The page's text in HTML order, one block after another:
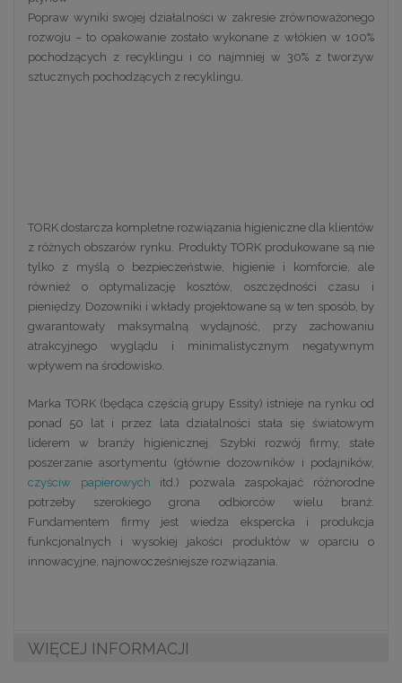
Popraw wyniki swojej działalności w zakresie zrównoważonego
rozwoju – to opakowanie zostało wykonane z włókien w 100%
pochodzących z recyklingu i co najmniej w 30% z tworzyw
sztucznych pochodzących z recyklingu.
TORK dostarcza kompletne rozwiązania higieniczne dla klientów
z różnych obszarów rynku. Produkty TORK produkowane są nie
tylko z myślą o bezpieczeństwie, higienie i komforcie, ale
również o optymalizację kosztów, oszczędności czasu i
pieniędzy. Dozowniki i wkłady projektowane są w ten sposób, by
gwarantowały maksymalną wydajność, przy zachowaniu
atrakcyjnego wyglądu i minimalistycznym negatywnym
wpływem na środowisko.
Marka TORK (będąca częścią grupy Essity) istnieje na rynku od
ponad 50 lat i przez lata działalności stała się światowym
liderem w branży higienicznej. Szybki rozwój firmy, stałe
poszerzanie asortymentu (głównie dozowników i podajników,
czyściw papierowych itd.) pozwala zaspokajać różnorodne
potrzeby szerokiego grona odbiorców wielu branż.
Fundamentem firmy jest wiedza ekspercka i produkcja
funkcjonalnych i wysokiej jakości produktów w oparciu o
innowacyjne, najnowocześniejsze rozwiązania.
WIĘCEJ INFORMACJI